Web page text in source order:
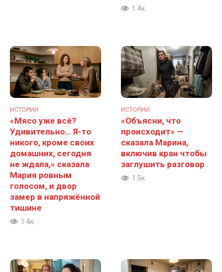
1.4к.
ИСТОРИИ
«Мясо уже всё?
Удивительно… Я-то
никого, кроме своих
домашних, сегодня
не ждала,» сказала
Мария ровным
голосом, и двор
замер в напряжённой
тишине
1.4к.
ИСТОРИИ
«Объясни, что
происходит» —
сказала Марина,
включив кран чтобы
заглушить разговор
1.5к.